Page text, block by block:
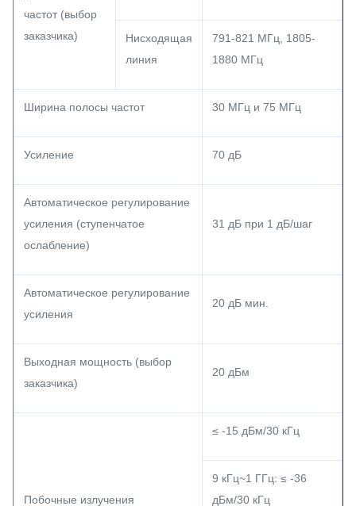
частот (выбор
заказчика)
Нисходящая
линия
791-821 МГц, 1805-
1880 МГц
Ширина полосы частот 30 МГц и 75 МГц
Усиление 70 дБ
Автоматическое регулирование
усиления (ступенчатое
ослабление)
31 дБ при 1 дБ/шаг
Автоматическое регулирование
усиления
20 дБ мин.
Выходная мощность (выбор
заказчика)
20 дБм
Побочные излучения
≤ -15 дБм/30 кГц
9 кГц~1 ГГц: ≤ -36
дБм/30 кГц